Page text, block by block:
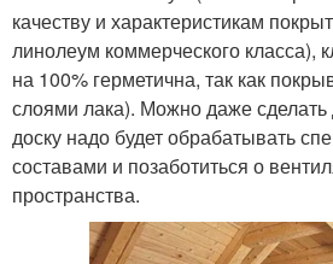
качеству и характеристикам
линолеум коммерческого класса),
на 100% герметична, так как
слоями лака). Можно даже
доску надо будет обрабатывать
составами и позаботиться о
пространства.